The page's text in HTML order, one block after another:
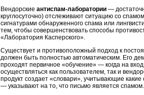
Вендорские антиспам-лаборатории —
круглосуточно) отслеживают ситуацию со
сигнатурами обнаруженного спама или
тем, чтобы совершенствовать способы
«Лаборатория Касперского».
Существует и противоположный подход к
должен быть полностью автоматическим. Его
проходят первичное «обучение» — когда на
осуществляться как пользователем, так и
продукт создает «словари», учитывающие какие
— указывают на то, что письмо является спамом.